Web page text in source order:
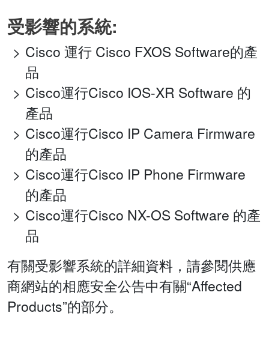
受影響的系統:
Cisco 運行 Cisco FXOS Software的產
品
Cisco運行Cisco IOS-XR Software 的
產品
Cisco運行Cisco IP Camera Firmware
的產品
Cisco運行Cisco IP Phone Firmware
的產品
Cisco運行Cisco NX-OS Software 的產
品
有關受影響系統的詳細資料，請參閱供應
商網站的相應安全公告中有關“Affected
Products”的部分。